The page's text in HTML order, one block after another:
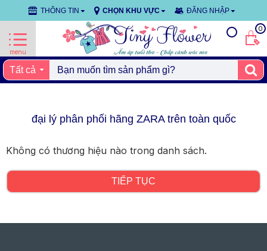
THÔNG TIN CHỌN KHU VỰC ĐĂNG NHẬP
0
Tất cả
đại lý phân phối hãng ZARA trên toàn quốc
Không có thương hiệu nào trong danh sách.
TIẾP TỤC